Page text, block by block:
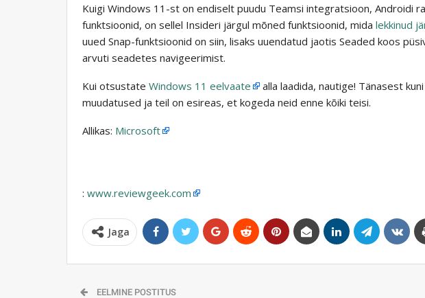
Kuigi Windows 11-st on endiselt puudu Teamsi integratsioon, Androidi
funktsioonid, on sellel Insideri järgul mõned funktsioonid, mida lekkinud
uued Snap-funktsioonid on siin, lisaks uuendatud jaotis Seaded koos
arvuti seadetes navigeerimist.
Kui otsustate Windows 11 eelvaate
alla laadida, nautige! Tänasest
muudatused ja teil on esireas, et kogeda neid enne kõiki teisi.
Allikas: Microsoft
: www.reviewgeek.com
Jaga
EELMINE POSTITUS